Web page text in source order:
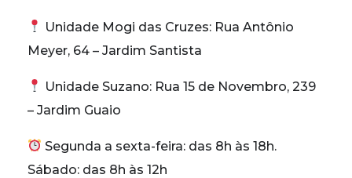
Unidade Mogi das Cruzes: Rua Antônio
Meyer, 64 – Jardim Santista
Unidade Suzano: Rua 15 de Novembro, 239
– Jardim Guaio
Segunda a sexta-feira: das 8h às 18h.
Sábado: das 8h às 12h